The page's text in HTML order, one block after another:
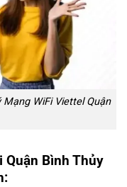
WiFi Viettel Quận
Quận Bình Thủy